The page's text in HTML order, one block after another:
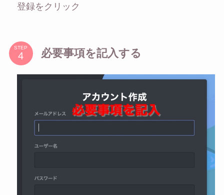
登録をクリック
STEP 必要事項を記入する